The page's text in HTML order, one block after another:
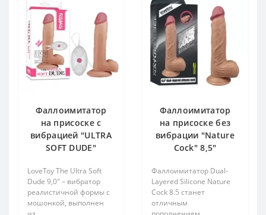
Фаллоимитатор
на присоске с
вибрацией "ULTRA
SOFT DUDE"
LoveToy The Ultra Soft
Dude 9,0" – вибратор
реалистичной формы с
мошонкой, выполнен
Фаллоимитатор
на присоске без
вибрации "Nature
Cock" 8,5"
Фаллоимитатор Dual-
Layered Silicone Nature
Cock 8.5 станет
отличным